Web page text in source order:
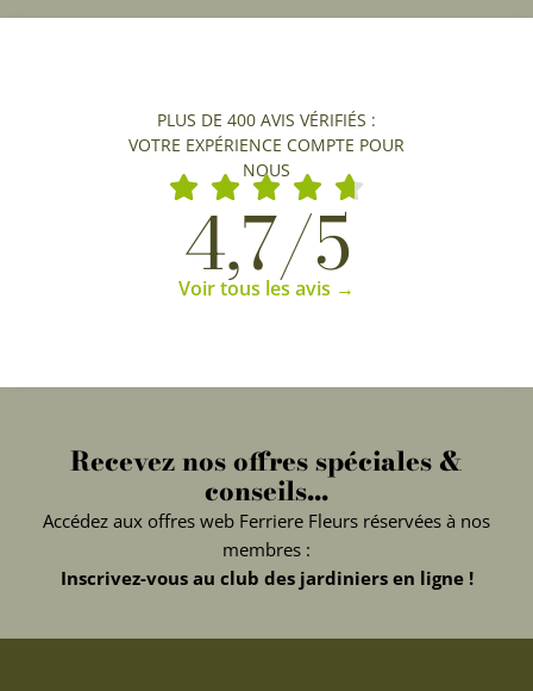
PLUS DE 400 AVIS VÉRIFIÉS :
VOTRE EXPÉRIENCE COMPTE POUR
NOUS
4,7/5
Voir tous les avis →
Recevez nos offres spéciales &
conseils...
Accédez aux offres web Ferriere Fleurs réservées à nos
membres :
Inscrivez-vous au club des jardiniers en ligne !